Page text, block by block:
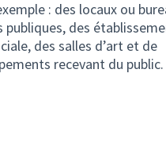
: des locaux ou
des
des salles d’art et de
recevant du public.